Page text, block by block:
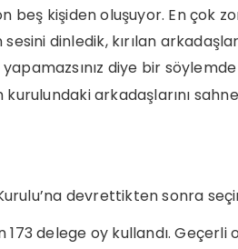
kişiden oluşuyor. En çok
dinledik, kırılan
diye bir söylemde
kurulundaki arkadaşlarını
devrettikten sonra
delege oy kullandı. Geçerli